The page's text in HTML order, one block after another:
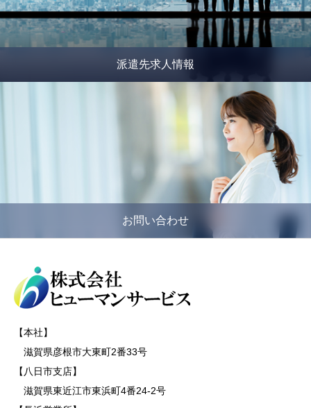
派遣先求人情報
お問い合わせ
【本社】
滋賀県彦根市大東町2番33号
【八日市支店】
滋賀県東近江市東浜町4番24-2号